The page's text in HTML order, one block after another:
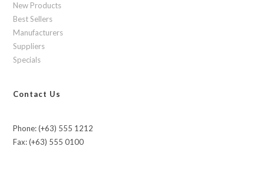
New Products
Best Sellers
Manufacturers
Suppliers
Specials
Contact Us
Phone: (+63) 555 1212
Fax: (+63) 555 0100